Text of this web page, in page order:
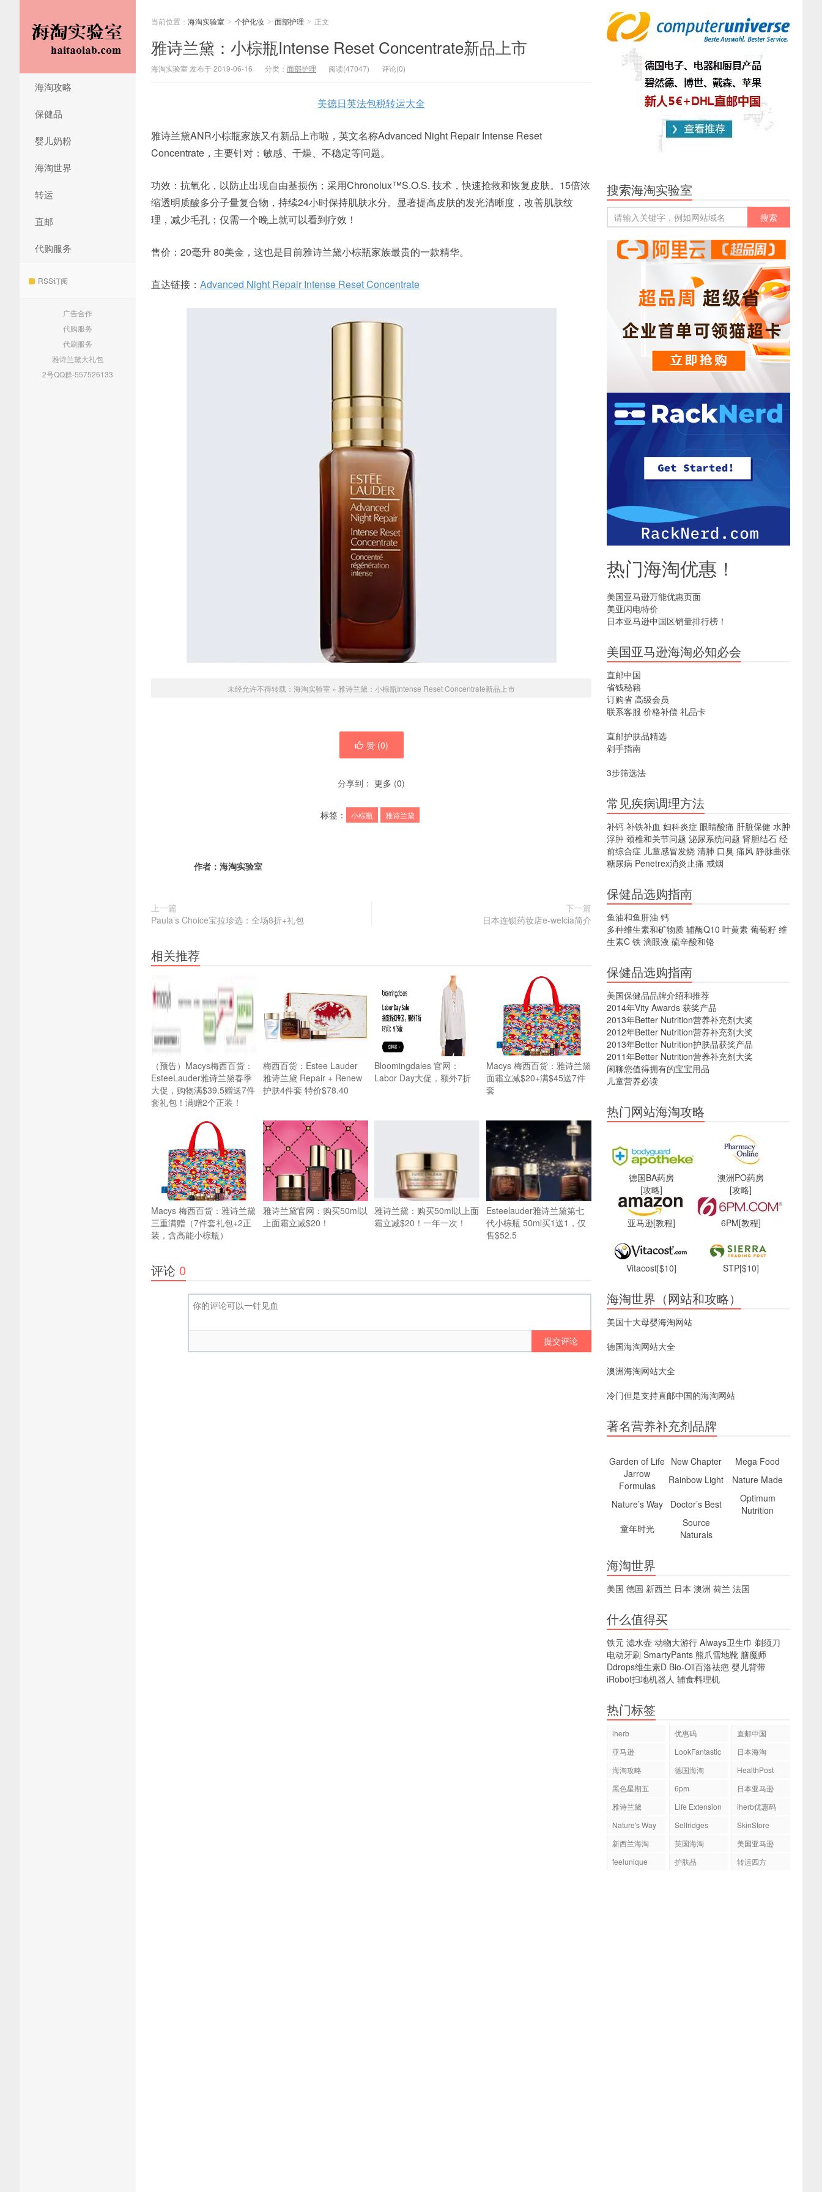
海淘攻略
保健品
婴儿奶粉
海淘世界
转运
直邮
代购服务
RSS订阅
广告合作
代购服务
代刷服务
雅诗兰黛大礼包
2号QQ群-557526133
当前位置： 海淘实验室 > 个护化妆 > 面部护理 > 正文
雅诗兰黛：小棕瓶Intense Reset Concentrate新品上市
海淘实验室 发布于 2019-06-16 分类： 面部护理 阅读(47047) 评论(0)
美德日英法包税转运大全
雅诗兰黛ANR小棕瓶家族又有新品上市啦，英文名称Advanced Night Repair Intense Reset
Concentrate，主要针对：敏感、干燥、不稳定等问题。
功效：抗氧化，以防止出现自由基损伤；采用Chronolux™S.O.S. 技术，快速抢救和恢复皮肤。15倍浓
缩透明质酸多分子量复合物，持续24小时保持肌肤水分。显著提高皮肤的发光清晰度，改善肌肤纹
理，减少毛孔；仅需一个晚上就可以看到疗效！
售价：20毫升 80美金，这也是目前雅诗兰黛小棕瓶家族最贵的一款精华。
直达链接： Advanced Night Repair Intense Reset Concentrate
未经允许不得转载： 海淘实验室 » 雅诗兰黛：小棕瓶Intense Reset Concentrate新品上市
赞 (0)
分享到： 更多 (0)
标签： 小棕瓶 雅诗兰黛
作者： 海淘实验室
上一篇
Paula’s Choice宝拉珍选：全场8折+礼包
下一篇
日本连锁药妆店e-welcia简介
相关推荐
（预告）Macys梅西百货：
EsteeLauder雅诗兰黛春季
大促，购物满$39.5赠送7件
套礼包！满赠2个正装！
梅西百货：Estee Lauder
雅诗兰黛 Repair + Renew
护肤4件套 特价$78.40
Bloomingdales 官网：
Labor Day大促，额外7折
Macys 梅西百货：雅诗兰黛
面霜立减$20+满$45送7件
套
Macys 梅西百货：雅诗兰黛
三重满赠（7件套礼包+2正
装，含高能小棕瓶）
雅诗兰黛官网：购买50ml以
上面霜立减$20！
雅诗兰黛：购买50ml以上面
霜立减$20！一年一次！
Esteelauder雅诗兰黛第七
代小棕瓶 50ml买1送1，仅
售$52.5
评论 0
提交评论
搜索海淘实验室
热门海淘优惠！
美国亚马逊万能优惠页面
美亚闪电特价
日本亚马逊中国区销量排行榜！
美国亚马逊海淘必知必会
直邮中国
省钱秘籍
订购省 高级会员
联系客服 价格补偿 礼品卡
直邮护肤品精选
剁手指南
3步筛选法
常见疾病调理方法
补钙 补铁补血 妇科炎症 眼睛酸痛 肝脏保健 水肿
浮肿 颈椎和关节问题 泌尿系统问题 肾胆结石 经
前综合症 儿童感冒发烧 清肺 口臭 痛风 静脉曲张
糖尿病 Penetrex消炎止痛 戒烟
保健品选购指南
鱼油和鱼肝油 钙
多种维生素和矿物质 辅酶Q10 叶黄素 葡萄籽 维
生素C 铁 滴眼液 硫辛酸和铬
保健品选购指南
美国保健品品牌介绍和推荐
2014年Vity Awards 获奖产品
2013年Better Nutrition营养补充剂大奖
2012年Better Nutrition营养补充剂大奖
2013年Better Nutrition护肤品获奖产品
2011年Better Nutrition营养补充剂大奖
闲聊您值得拥有的宝宝用品
儿童营养必读
热门网站海淘攻略
德国BA药房
[攻略]
澳洲PO药房
[攻略]
亚马逊[教程] 6PM[教程]
Vitacost[$10] STP[$10]
海淘世界（网站和攻略）
美国十大母婴海淘网站
德国海淘网站大全
澳洲海淘网站大全
冷门但是支持直邮中国的海淘网站
著名营养补充剂品牌
Garden of Life New Chapter
Mega Food
Jarrow
Formulas
Rainbow Light
Nature Made
Nature’s Way
Doctor’s Best
Optimum
Nutrition
童年时光
Source
Naturals
海淘世界
美国 德国 新西兰 日本 澳洲 荷兰 法国
什么值得买
铁元 滤水壶 动物大游行 Always卫生巾 剃须刀
电动牙刷 SmartyPants 熊爪雪地靴 膳魔师
Ddrops维生素D Bio-Oil百洛祛疤 婴儿背带
iRobot扫地机器人 辅食料理机
热门标签
iherb 优惠码
直邮中国
亚马逊
LookFantastic
日本海淘
海淘攻略
德国海淘
HealthPost
黑色星期五
6pm
日本亚马逊
雅诗兰黛
Life Extension
iherb优惠码
Nature's Way
Selfridges
SkinStore
新西兰海淘
英国海淘
美国亚马逊
feelunique
护肤品 转运四方